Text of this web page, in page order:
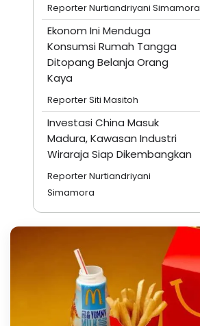
Reporter Nurtiandriyani Simamora
Ekonom Ini Menduga
Konsumsi Rumah Tangga
Ditopang Belanja Orang
Kaya
Reporter Siti Masitoh
Investasi China Masuk
Madura, Kawasan Industri
Wiraraja Siap Dikembangkan
Reporter Nurtiandriyani
Simamora